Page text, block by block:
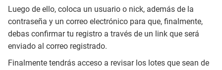
Luego de ello, coloca un usuario o nick, además de la
contraseña y un correo electrónico para que, finalmente,
debas confirmar tu registro a través de un link que será
enviado al correo registrado.
Finalmente tendrás acceso a revisar los lotes que sean de